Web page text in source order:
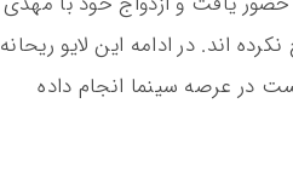
اند. در ادامه این لایو ریحانه
در عرصه سینما انجام داده